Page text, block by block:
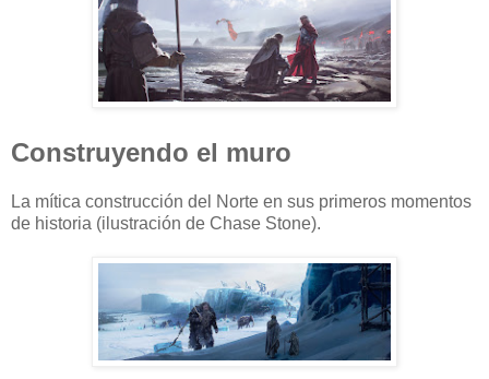
Construyendo el muro
La mítica construcción del Norte en sus primeros momentos
de historia (ilustración de Chase Stone).